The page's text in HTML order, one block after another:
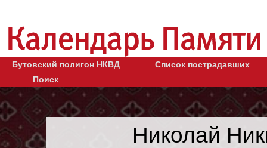
Бутовский полигон НКВД
Список пострадавших
Поиск
Николай